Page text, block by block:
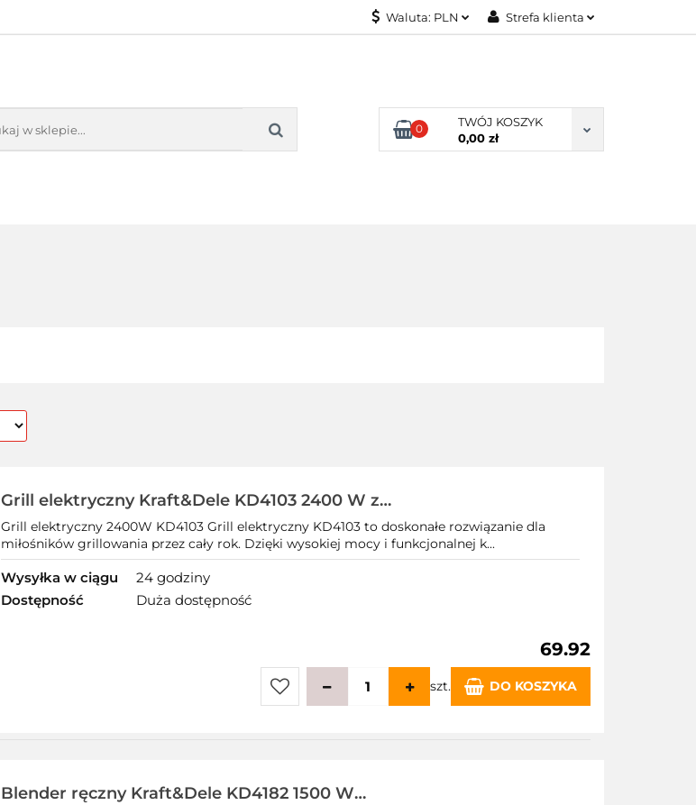
Waluta: PLN Strefa klienta
Dodaj zgłoszenie
Zgody cookies
0
TWÓJ KOSZYK
0,00 zł
KONTAKT
Grill elektryczny Kraft&Dele KD4103 2400 W z
regulacją i odprowadzaniem
Grill elektryczny 2400W KD4103 Grill elektryczny KD4103 to doskonałe rozwiązanie dla
miłośników grillowania przez cały rok. Dzięki wysokiej mocy i funkcjonalnej k...
Wysyłka w ciągu
24 godziny
Dostępność
Duża dostępność
69.92
szt. DO KOSZYKA
Blender ręczny Kraft&Dele KD4182 1500 W